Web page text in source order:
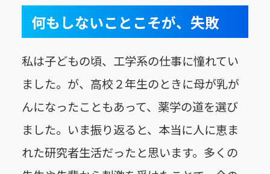
何もしないことこそが、失敗
私は子どもの頃、工学系の仕事に憧れてい
ました。が、高校２年生のときに母が乳が
んになったこともあって、薬学の道を選び
ました。いま振り返ると、本当に人に恵ま
れた研究者生活だったと思います。多くの